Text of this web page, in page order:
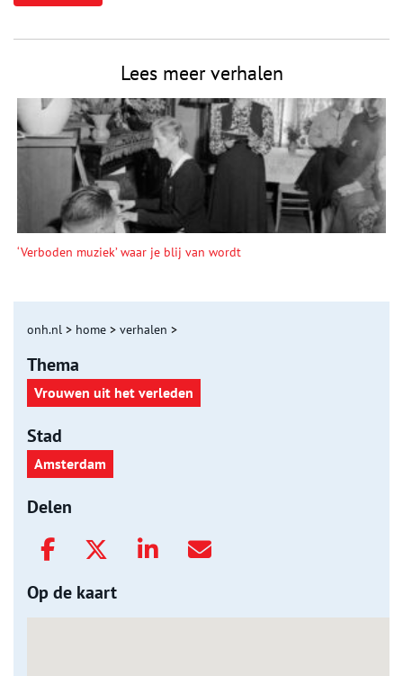
Lees meer verhalen
‘Verboden muziek’ waar je blij van wordt
onh.nl > home > verhalen >
Thema
Vrouwen uit het verleden
Stad
Amsterdam
Delen
Op de kaart